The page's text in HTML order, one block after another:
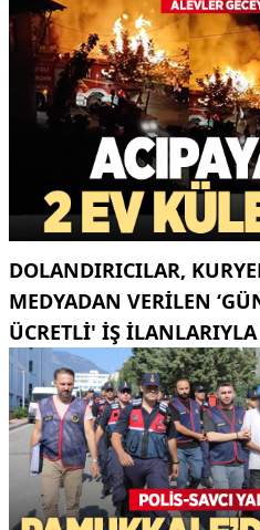
DOLANDIRICILAR,
MEDYADAN VERILEN
ÜCRETLI' IŞ